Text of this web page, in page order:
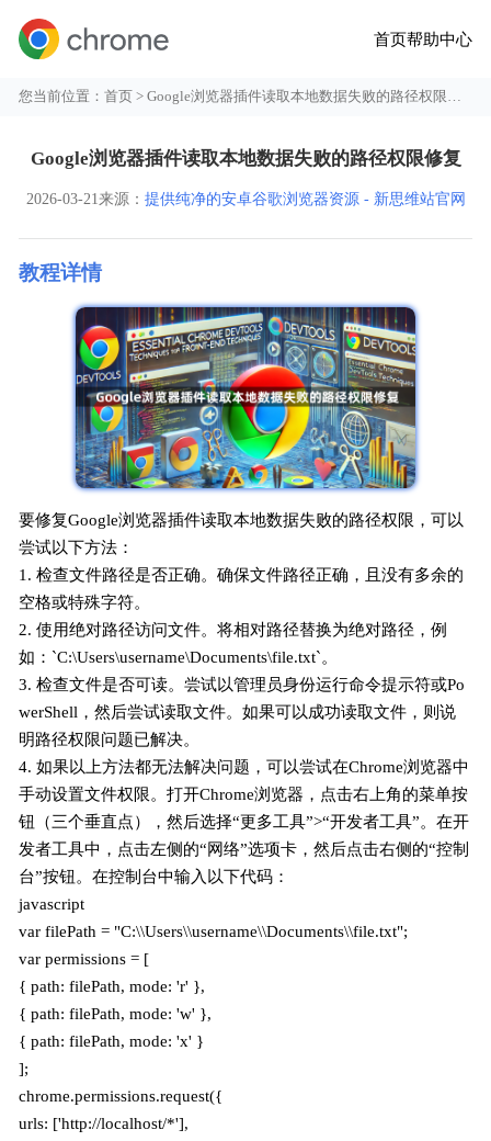
首页帮助中心
您当前位置：首页 > Google浏览器插件读取本地数据失败的路径权限修复
Google浏览器插件读取本地数据失败的路径权限修复
2026-03-21来源： 提供纯净的安卓谷歌浏览器资源 - 新思维站官网
教程详情
要修复Google浏览器插件读取本地数据失败的路径权限，可以
尝试以下方法：
1. 检查文件路径是否正确。确保文件路径正确，且没有多余的
空格或特殊字符。
2. 使用绝对路径访问文件。将相对路径替换为绝对路径，例
如：`C:\Users\username\Documents\file.txt`。
3. 检查文件是否可读。尝试以管理员身份运行命令提示符或Po
werShell，然后尝试读取文件。如果可以成功读取文件，则说
明路径权限问题已解决。
4. 如果以上方法都无法解决问题，可以尝试在Chrome浏览器中
手动设置文件权限。打开Chrome浏览器，点击右上角的菜单按
钮（三个垂直点），然后选择“更多工具”>“开发者工具”。在开
发者工具中，点击左侧的“网络”选项卡，然后点击右侧的“控制
台”按钮。在控制台中输入以下代码：
javascript
var filePath = "C:\\Users\\username\\Documents\\file.txt";
var permissions = [
{ path: filePath, mode: 'r' },
{ path: filePath, mode: 'w' },
{ path: filePath, mode: 'x' }
];
chrome.permissions.request({
urls: ['http://localhost/*'],